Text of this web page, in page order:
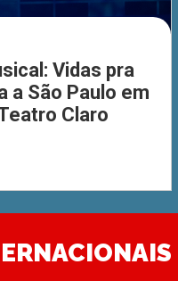
Vidas pra
a São Paulo em
Claro